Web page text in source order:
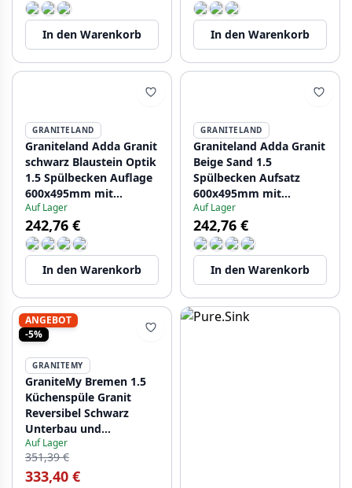
In den Warenkorb In den Warenkorb
GRANITELAND
Graniteland Adda Granit
schwarz Blaustein Optik
1.5 Spülbecken Auflage
600x495mm mit
Edelstahl Stopfen
1208970619
Auf Lager
242,76 €
In den Warenkorb
GRANITELAND
Graniteland Adda Granit
Beige Sand 1.5
Spülbecken Aufsatz
600x495mm mit
Edelstahl Stopfen
1208970621
Auf Lager
242,76 €
In den Warenkorb
ANGEBOT
-5%
GRANITEMY
GraniteMy Bremen 1.5
Küchenspüle Granit
Reversibel Schwarz
Unterbau und
Flachmontage
1208952250
Auf Lager
351,39 €
333,40 €